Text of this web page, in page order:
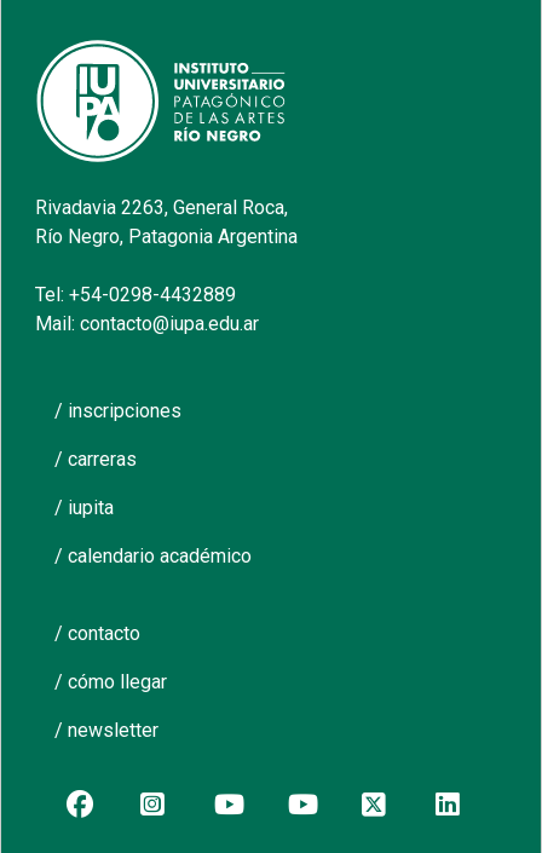
Rivadavia 2263, General Roca,
Río Negro, Patagonia Argentina
Tel: +54-0298-4432889
Mail: contacto@iupa.edu.ar
/ inscripciones
/ carreras
/ iupita
/ calendario académico
/ contacto
/ cómo llegar
/ newsletter